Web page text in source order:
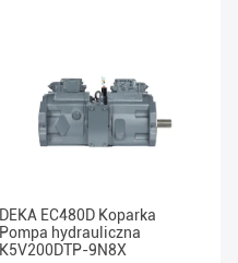
DEKA EC480D Koparka
Pompa hydrauliczna
K5V200DTP-9N8X